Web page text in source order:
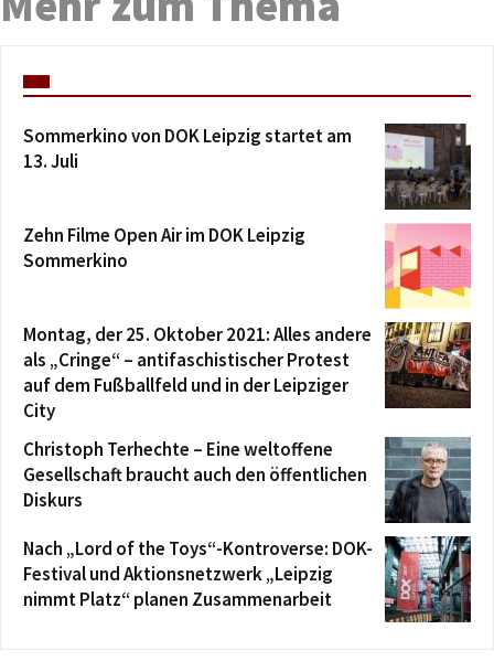
Sommerkino von DOK Leipzig startet am
13. Juli
Zehn Filme Open Air im DOK Leipzig
Sommerkino
Montag, der 25. Oktober 2021: Alles andere
als „Cringe“ – antifaschistischer Protest
auf dem Fußballfeld und in der Leipziger
City
Christoph Terhechte – Eine weltoffene
Gesellschaft braucht auch den öffentlichen
Diskurs
Nach „Lord of the Toys“-Kontroverse: DOK-
Festival und Aktionsnetzwerk „Leipzig
nimmt Platz“ planen Zusammenarbeit